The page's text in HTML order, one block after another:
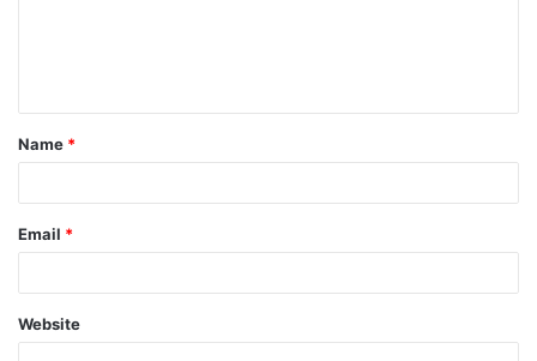
Name *
Email *
Website